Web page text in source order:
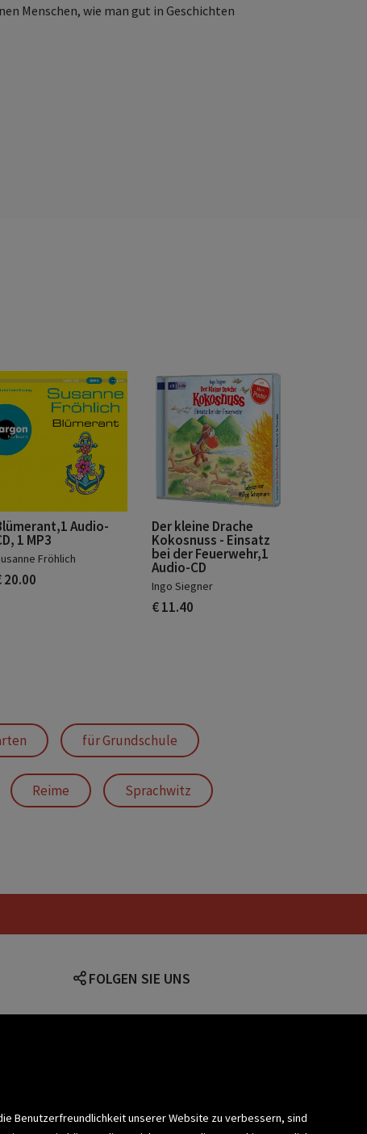
Menschen, wie man gut in Geschichten
Audio-
1 MP3
Fröhlich
20.00
Der kleine Drache
Kokosnuss - Einsatz
bei der Feuerwehr,1
Audio-CD
Ingo Siegner
€ 11.40
für Grundschule
Reime Sprachwitz
FOLGEN SIE UNS
Benutzerfreundlichkeit unserer Website zu verbessern, sind